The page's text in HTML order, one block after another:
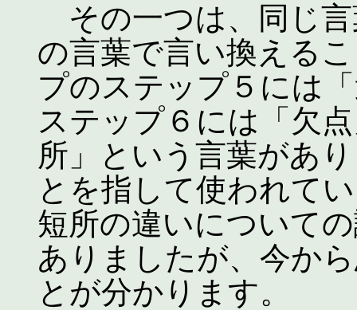
その一つは、同じ言
の言葉で言い換える
プのステップ５には
ステップ６には「欠
所」という言葉があ
とを指して使われて
短所の違いについて
ありましたが、今か
とが分かります。